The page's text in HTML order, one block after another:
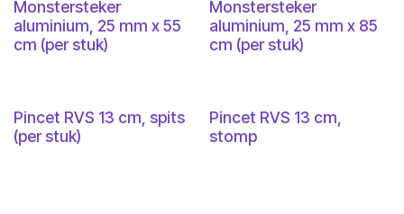
Monstersteker
aluminium, 25 mm x 55
cm (per stuk)
Monstersteker
aluminium, 25 mm x 85
cm (per stuk)
Pincet RVS 13 cm, spits
(per stuk)
Pincet RVS 13 cm,
stomp